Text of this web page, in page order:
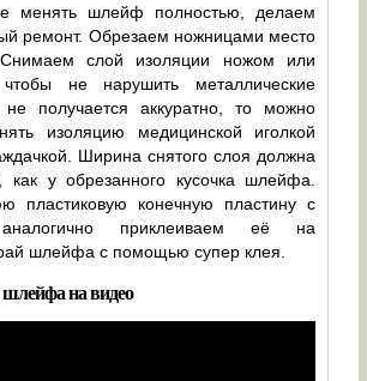
менять шлейф полностью, делаем
ремонт. Обрезаем ножницами место
слой изоляции ножом или
не нарушить металлические
получается аккуратно, то можно
изоляцию медицинской иголкой
Ширина снятого слоя должна
как у обрезанного кусочка шлейфа.
пластиковую конечную пластину с
приклеиваем её на
шлейфа с помощью супер клея.
на видео